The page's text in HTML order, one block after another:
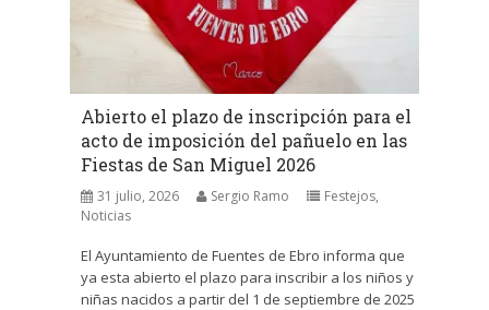
Abierto el plazo de inscripción para el
acto de imposición del pañuelo en las
Fiestas de San Miguel 2026
31 julio, 2026 Sergio Ramo Festejos,
Noticias
El Ayuntamiento de Fuentes de Ebro informa que
ya esta abierto el plazo para inscribir a los niños y
niñas nacidos a partir del 1 de septiembre de 2025